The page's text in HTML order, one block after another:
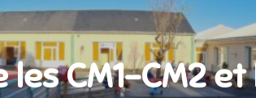
CM1-CM2 et